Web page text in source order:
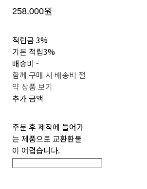
258,000원
적립금 3%
기본 적립3%
배송비-
함께 구매 시 배송비 절
약 상품 보기
추가 금액
주문 후 제작에 들어가
는 제품으로 교환환불
이 어렵습니다.